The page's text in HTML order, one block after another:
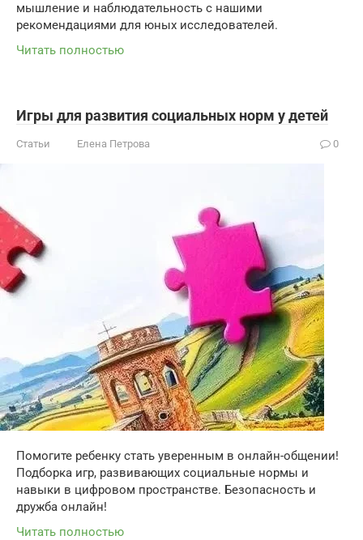
мышление и наблюдательность с нашими
рекомендациями для юных исследователей.
Читать полностью
Игры для развития социальных норм у детей
Статьи Елена Петрова 0
Помогите ребенку стать уверенным в онлайн-общении!
Подборка игр, развивающих социальные нормы и
навыки в цифровом пространстве. Безопасность и
дружба онлайн!
Читать полностью